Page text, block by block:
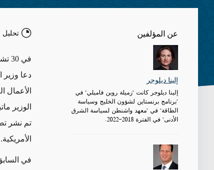
عن المؤلفين
إلينا ديلوجر
إلينا ديلوجر كانت "زميلة روبن فاميلي" في
"برنامج برنستاين لشؤون الخليج وسياسة
الطاقة" في "معهد واشنطن لسياسة الشرق
الأدنى" في الفترة 2018-2022.
تحليل
في
دعا وزير
الأعمال
الوزير
تم نشر
الأمريكية.
في